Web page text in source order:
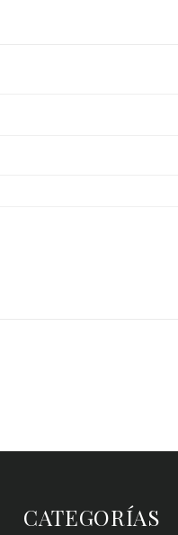
CATEGORÍAS